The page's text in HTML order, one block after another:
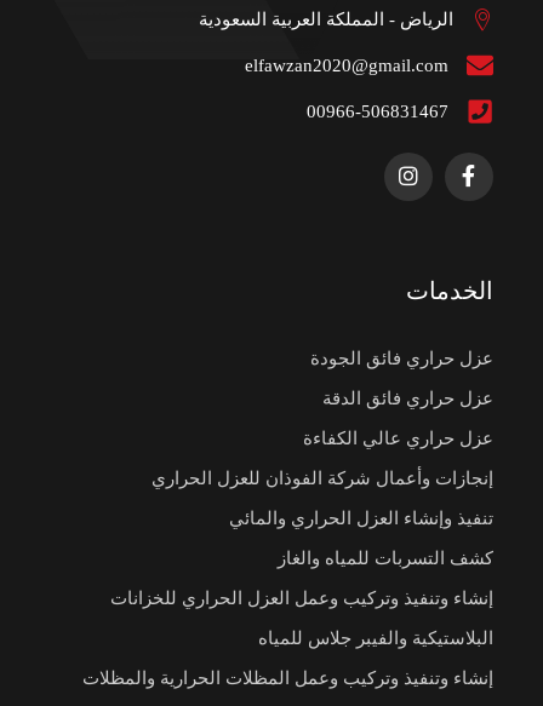
الرياض - المملكة العربية السعودية
elfawzan2020@gmail.com
00966-506831467
الخدمات
عزل حراري فائق الجودة
عزل حراري فائق الدقة
عزل حراري عالي الكفاءة
إنجازات وأعمال شركة الفوذان للعزل الحراري
تنفيذ وإنشاء العزل الحراري والمائي
كشف التسربات للمياه والغاز
إنشاء وتنفيذ وتركيب وعمل العزل الحراري للخزانات
البلاستيكية والفيبر جلاس للمياه
إنشاء وتنفيذ وتركيب وعمل المظلات الحرارية والمظلات